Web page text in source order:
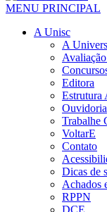
MENU PRINCIPAL
A Unisc
A
Editora
Estrutura
Ouvidoria
Trabalhe
VoltarE
Contato
Dicas de
Achados
RPPN
DCE